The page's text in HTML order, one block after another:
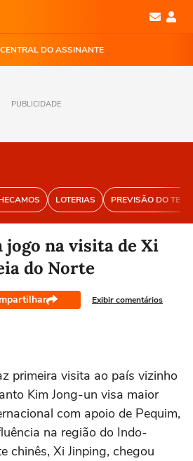
CENTRAL DO ASSINANTE
PUBLICIDADE
LOTERIAS PREVISÃO DO
jogo na visita de Xi
do Norte
Exibir comentários
primeira visita ao país vizinho
Kim Jong-un visa maior
com apoio de Pequim,
na região do Indo-
chinês, Xi Jinping, chegou